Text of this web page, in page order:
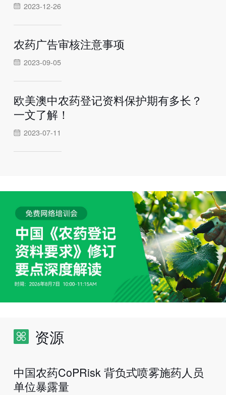
2023-12-26
农药广告审核注意事项
2023-09-05
欧美澳中农药登记资料保护期有多长？
一文了解！
2023-07-11
资源
中国农药CoPRisk 背负式喷雾施药人员
单位暴露量